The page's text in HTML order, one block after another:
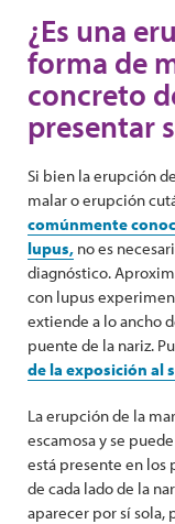
¿Es una
forma de
concreto
presentar
Si bien la erupción
malar o erupción
comúnmente
lupus, no es
diagnóstico.
con lupus
extiende a lo ancho
puente de la nariz.
de la exposición al
La erupción de la
escamosa y se
está presente en los
de cada lado de la
aparecer por sí sola,